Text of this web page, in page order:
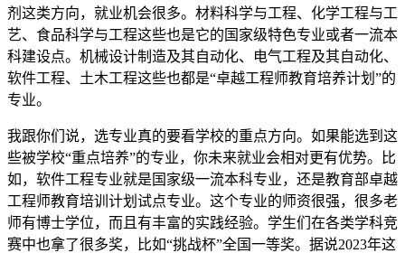
剂这类方向，就业机会很多。材料科学与工程、化学工程与工
艺、食品科学与工程这些也是它的国家级特色专业或者一流本
科建设点。机械设计制造及其自动化、电气工程及其自动化、
软件工程、土木工程这些也都是“卓越工程师教育培养计划”的
专业。
我跟你们说，选专业真的要看学校的重点方向。如果能选到这
些被学校“重点培养”的专业，你未来就业会相对更有优势。比
如，软件工程专业就是国家级一流本科专业，还是教育部卓越
工程师教育培训计划试点专业。这个专业的师资很强，很多老
师有博士学位，而且有丰富的实践经验。学生们在各类学科竞
赛中也拿了很多奖，比如“挑战杯”全国一等奖。据说2023年这